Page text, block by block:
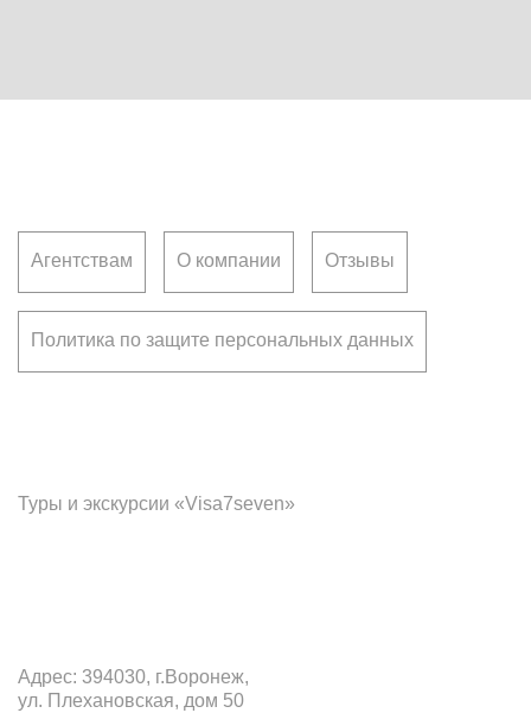
Адрес: 394030, г.Воронеж,
ул. Плехановская, дом 50
Агентствам О компании Отзывы
Политика по защите персональных данных
Туры и экскурсии «Visa7seven»